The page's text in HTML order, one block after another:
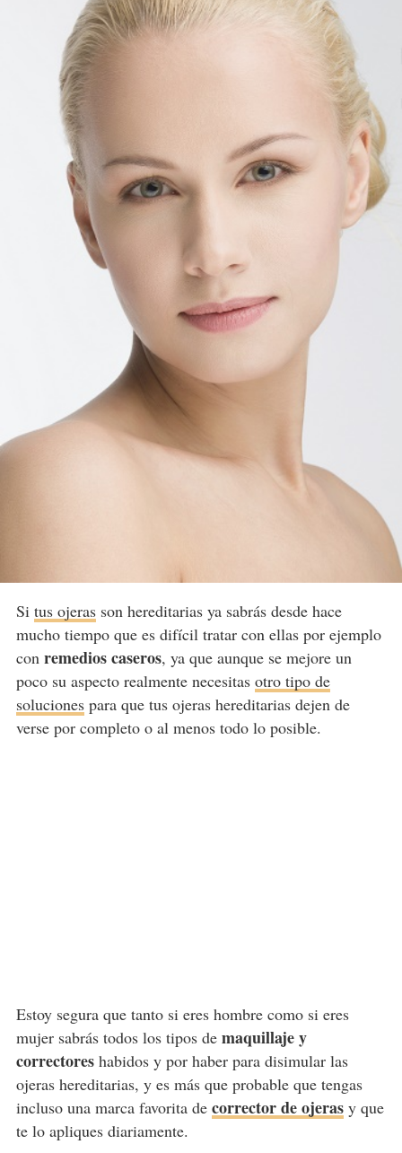
Si tus ojerasson hereditarias ya sabrás desde hace
mucho tiempo que es difícil tratar con ellas por ejemplo
conremedios caseros, ya que aunque se mejore un
poco su aspecto realmente necesitas otro tipo de
solucionespara que tus ojeras hereditarias dejen de
verse por completo o al menos todo lo posible.
Estoy segura que tanto si eres hombre como si eres
mujer sabrás todos los tipos de maquillaje y
correctoreshabidos y por haber para disimular las
ojeras hereditarias, y es más que probable que tengas
incluso una marca favorita de corrector de ojerasy que
te lo apliques diariamente.